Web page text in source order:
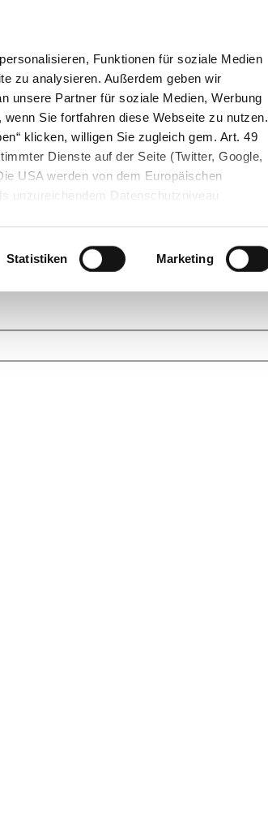
Funktionen für soziale Medien
zu analysieren. Außerdem geben wir
unsere Partner für soziale Medien, Werbung
Sie fortfahren diese Webseite zu nutzen.
klicken, willigen Sie zugleich gem. Art. 49
Dienste auf der Seite (Twitter, Google,
USA werden von dem Europäischen
unzureichendem Datenschutzniveau
Statistiken Marketing
helfen Sie mit Ihrem Wissen anderen weiter.